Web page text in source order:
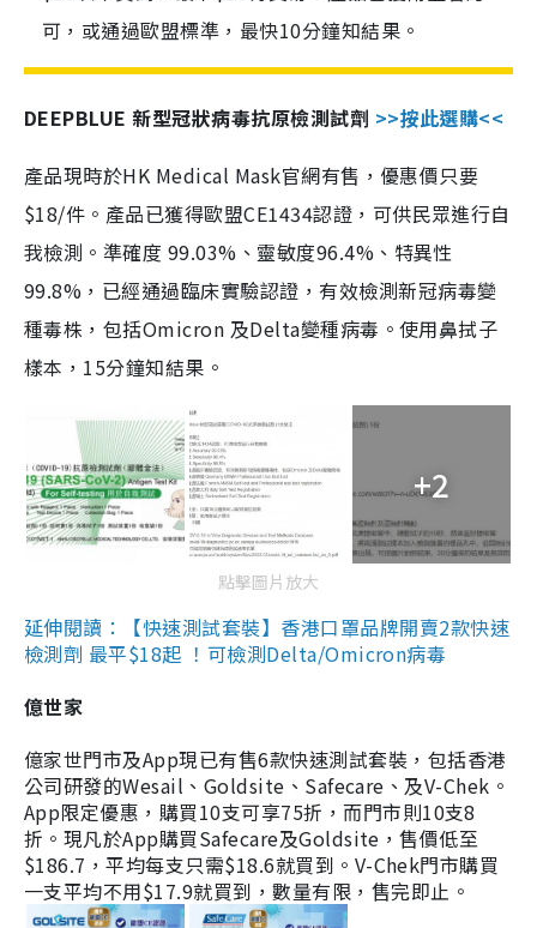
可，或通過歐盟標準，最快10分鐘知結果。
DEEPBLUE 新型冠狀病毒抗原檢測試劑 >>按此選購<<
產品現時於HK Medical Mask官網有售，優惠價只要
$18/件。產品已獲得歐盟CE1434認證，可供民眾進行自
我檢測。準確度 99.03%、靈敏度96.4%、特異性
99.8%，已經通過臨床實驗認證，有效檢測新冠病毒變
種毒株，包括Omicron 及Delta變種病毒。使用鼻拭子
樣本，15分鐘知結果。
+2
點擊圖片放大
延伸閱讀：【快速測試套裝】香港口罩品牌開賣2款快速
檢測劑 最平$18起 ！可檢測Delta/Omicron病毒
億世家
億家世門市及App現已有售6款快速測試套裝，包括香港
公司研發的Wesail、Goldsite、Safecare、及V-Chek。
App限定優惠，購買10支可享75折，而門市則10支8
折。現凡於App購買Safecare及Goldsite，售價低至
$186.7，平均每支只需$18.6就買到。V-Chek門市購買
一支平均不用$17.9就買到，數量有限，售完即止。